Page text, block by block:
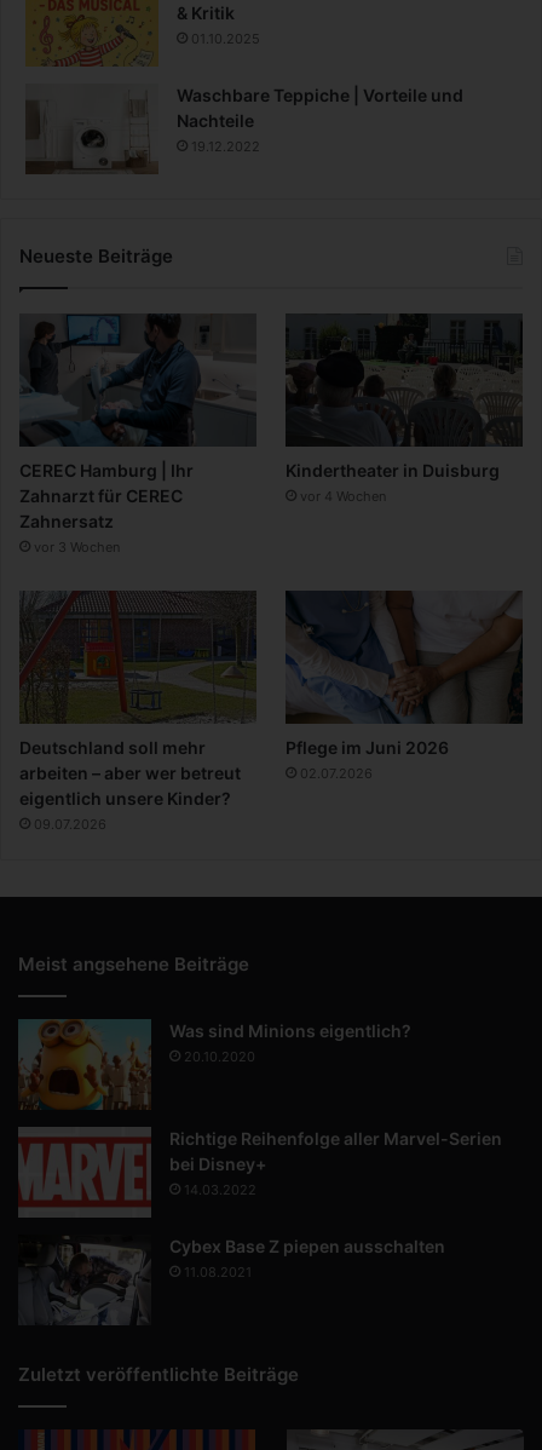
& Kritik
01.10.2025
Waschbare Teppiche | Vorteile und
Nachteile
19.12.2022
Neueste Beiträge
CEREC Hamburg | Ihr
Zahnarzt für CEREC
Zahnersatz
vor 3 Wochen
Kindertheater in Duisburg
vor 4 Wochen
Deutschland soll mehr
arbeiten – aber wer betreut
eigentlich unsere Kinder?
09.07.2026
Pflege im Juni 2026
02.07.2026
Meist angsehene Beiträge
Was sind Minions eigentlich?
20.10.2020
Richtige Reihenfolge aller Marvel-Serien
bei Disney+
14.03.2022
Cybex Base Z piepen ausschalten
11.08.2021
Zuletzt veröffentlichte Beiträge